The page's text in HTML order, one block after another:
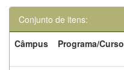
Conjunto de itens:
Câmpus
Programa/Curso